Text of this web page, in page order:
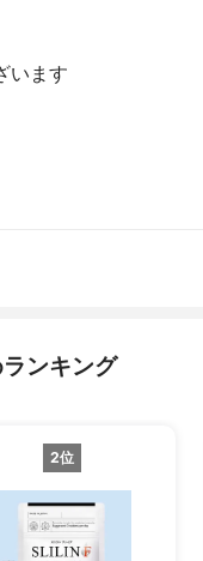
います
ンキング
2位